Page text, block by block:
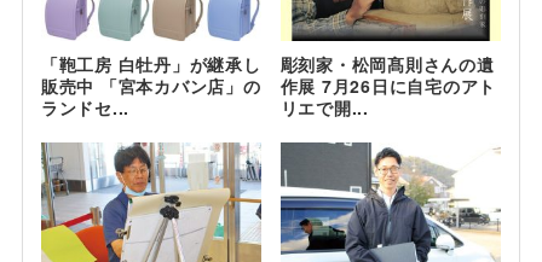
「鞄工房 白牡丹」が継承し
販売中 「宮本カバン店」の
ランドセ...
彫刻家・松岡髙則さんの遺
作展 7月26日に自宅のアト
リエで開...